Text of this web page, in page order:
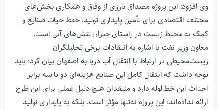
وی افزود: این پروژه مصداق بارزی از وفاق و همکاری بخش‌های
مختلف اقتصادی برای تأمین پایداری تولید، حفظ حیات صنایع و
کمک به محیط زیست در راستای جبران تنش‌های آبی است.
معاون وزیر نفت با اشاره به انتقادات برخی تحلیلگران
زیست‌محیطی در ارتباط با انتقال آب دریا به اصفهان بیان کرد: باید
توجه داشت که انتقال کامل این صنایع هزینه‌ای دو تا سه برابر
احداث این خط لوله دارد و منتقدان هیچ دلیل عملی برای این طرح
ارائه نداده‌اند؛ این پروژه نه‌تنها مؤثر است، بلکه به پایداری تولید